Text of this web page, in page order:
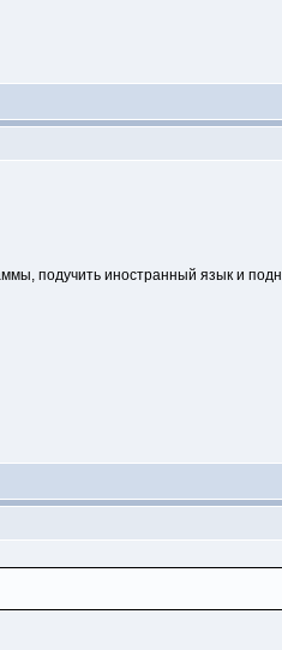
подучить иностранный язык и